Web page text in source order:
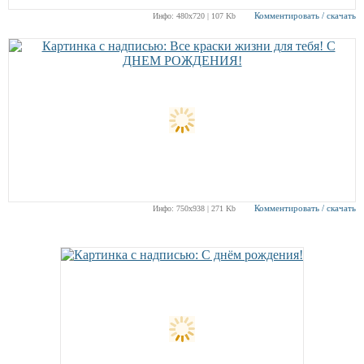
Инфо: 480х720 | 107 Kb Комментировать / скачать
Инфо: 750х938 | 271 Kb Комментировать / скачать